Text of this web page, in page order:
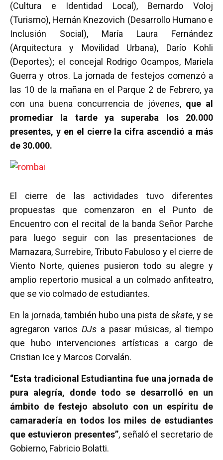
(Cultura e Identidad Local), Bernardo Voloj
(Turismo), Hernán Knezovich (Desarrollo Humano e
Inclusión Social), María Laura Fernández
(Arquitectura y Movilidad Urbana), Darío Kohli
(Deportes); el concejal Rodrigo Ocampos, Mariela
Guerra y otros. La jornada de festejos comenzó a
las 10 de la mañana en el Parque 2 de Febrero, ya
con una buena concurrencia de jóvenes, que al
promediar la tarde ya superaba los 20.000
presentes, y en el cierre la cifra ascendió a más
de 30.000.
El cierre de las actividades tuvo diferentes
propuestas que comenzaron en el Punto de
Encuentro con el recital de la banda Señor Parche
para luego seguir con las presentaciones de
Mamazara, Surrebire, Tributo Fabuloso y el cierre de
Viento Norte, quienes pusieron todo su alegre y
amplio repertorio musical a un colmado anfiteatro,
que se vio colmado de estudiantes.
En la jornada, también hubo una pista de skate, y se
agregaron varios DJs a pasar músicas, al tiempo
que hubo intervenciones artísticas a cargo de
Cristian Ice y Marcos Corvalán.
“Esta tradicional Estudiantina fue una jornada de
pura alegría, donde todo se desarrolló en un
ámbito de festejo absoluto con un espíritu de
camaradería en todos los miles de estudiantes
que estuvieron presentes”, señaló el secretario de
Gobierno, Fabricio Bolatti.